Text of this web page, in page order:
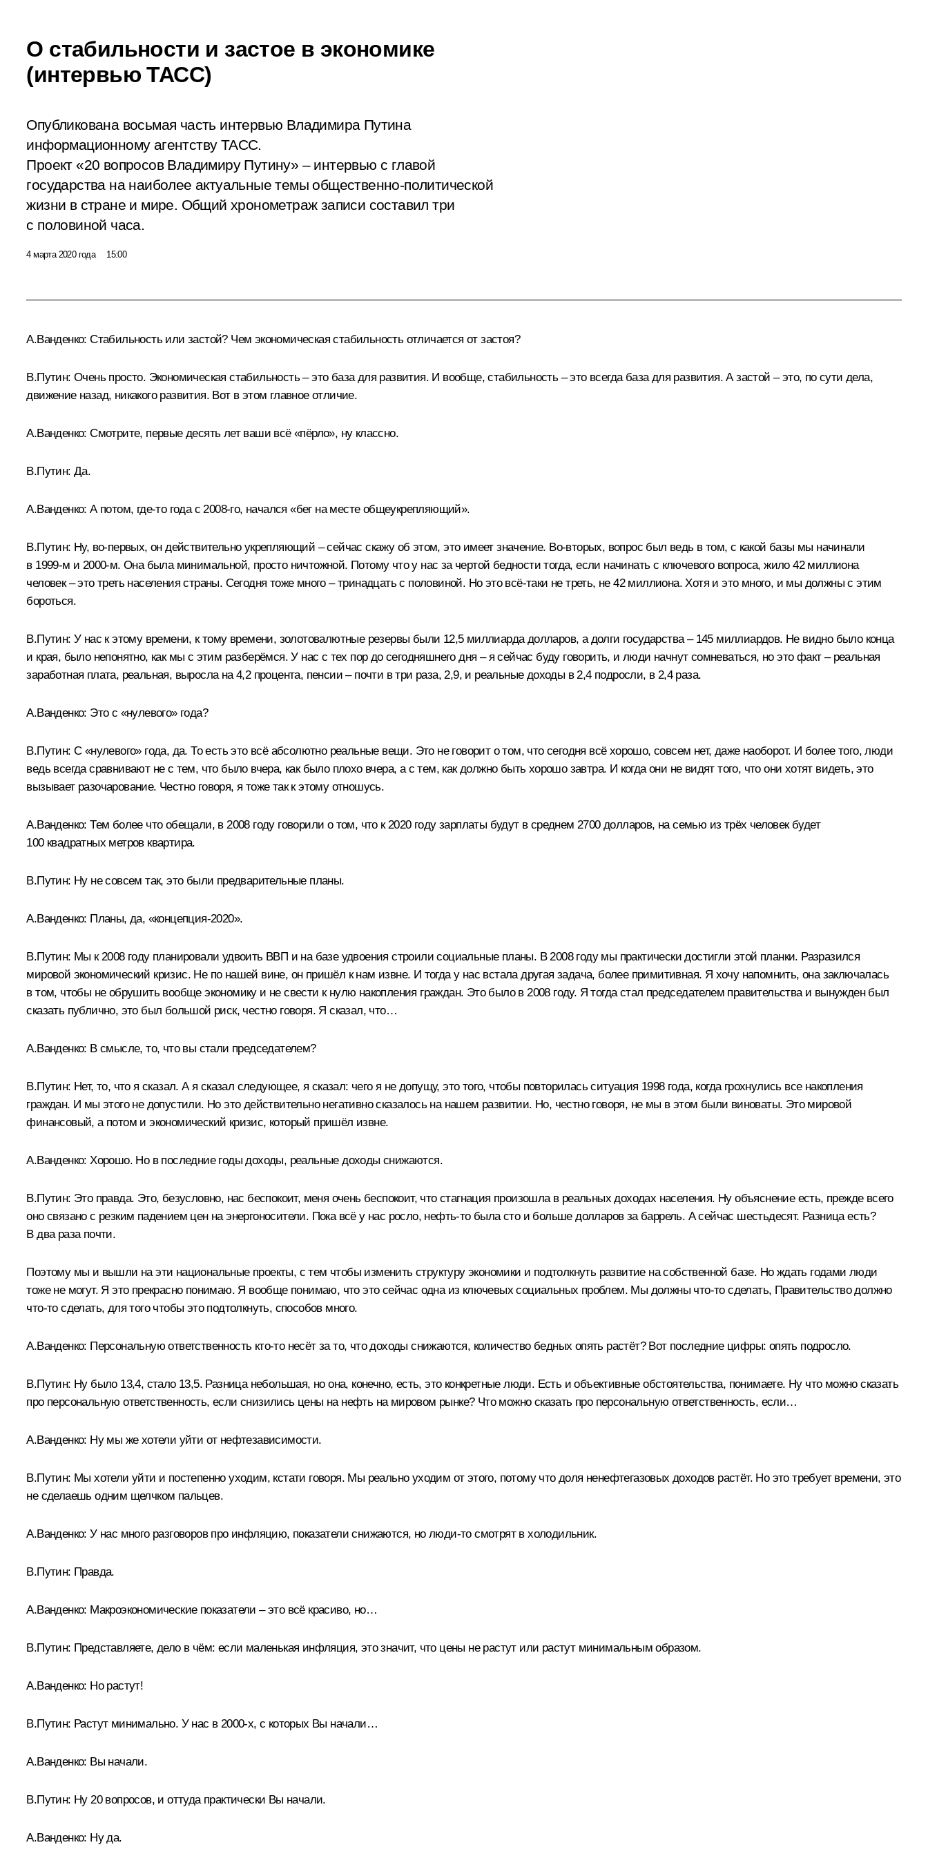
О стабильности и застое в экономике
(интервью ТАСС)
Опубликована восьмая часть интервью Владимира Путина
информационному агентству ТАСС.
Проект «20 вопросов Владимиру Путину» – интервью с главой
государства на наиболее актуальные темы общественно-политической
жизни в стране и мире. Общий хронометраж записи составил три
с половиной часа.
4 марта 2020 года 15:00
А.Ванденко:Стабильность или застой? Чем экономическая стабильность отличается от застоя?
В.Путин: Очень просто. Экономическая стабильность – это база для развития. И вообще, стабильность – это всегда база для развития. А застой – это, по сути дела,
движение назад, никакого развития. Вот в этом главное отличие.
А.Ванденко:Смотрите, первые десять лет ваши всё «пёрло», ну классно.
В.Путин: Да.
А.Ванденко:А потом, где‑то года с 2008-го, начался «бег на месте общеукрепляющий».
В.Путин: Ну, во-первых, он действительно укрепляющий – сейчас скажу об этом, это имеет значение. Во-вторых, вопрос был ведь в том, с какой базы мы начинали
в 1999‑м и 2000‑м. Она была минимальной, просто ничтожной. Потому что у нас за чертой бедности тогда, если начинать с ключевого вопроса, жило 42 миллиона
человек – это треть населения страны. Сегодня тоже много – тринадцать с половиной. Но это всё-таки не треть, не 42 миллиона. Хотя и это много, и мы должны с этим
бороться.
В.Путин: У нас к этому времени, к тому времени, золотовалютные резервы были 12,5 миллиарда долларов, а долги государства – 145 миллиардов. Не видно было конца
и края, было непонятно, как мы с этим разберёмся. У нас с тех пор до сегодняшнего дня – я сейчас буду говорить, и люди начнут сомневаться, но это факт – реальная
заработная плата, реальная, выросла на 4,2 процента, пенсии – почти в три раза, 2,9, и реальные доходы в 2,4 подросли, в 2,4 раза.
А.Ванденко: Это с «нулевого» года?
В.Путин: С «нулевого» года, да. То есть это всё абсолютно реальные вещи. Это не говорит о том, что сегодня всё хорошо, совсем нет, даже наоборот. И более того, люди
ведь всегда сравнивают не с тем, что было вчера, как было плохо вчера, а с тем, как должно быть хорошо завтра. И когда они не видят того, что они хотят видеть, это
вызывает разочарование. Честно говоря, я тоже так к этому отношусь.
А.Ванденко:Тем более что обещали, в 2008 году говорили о том, что к 2020 году зарплаты будут в среднем 2700 долларов, на семью из трёх человек будет
100 квадратных метров квартира.
В.Путин: Ну не совсем так, это были предварительные планы.
А.Ванденко: Планы, да, «концепция-2020».
В.Путин: Мы к 2008 году планировали удвоить ВВП и на базе удвоения строили социальные планы. В 2008 году мы практически достигли этой планки. Разразился
мировой экономический кризис. Не по нашей вине, он пришёл к нам извне. И тогда у нас встала другая задача, более примитивная. Я хочу напомнить, она заключалась
в том, чтобы не обрушить вообще экономику и не свести к нулю накопления граждан. Это было в 2008 году. Я тогда стал председателем правительства и вынужден был
сказать публично, это был большой риск, честно говоря. Я сказал, что…
А.Ванденко: В смысле, то, что вы стали председателем?
В.Путин: Нет, то, что я сказал. А я сказал следующее, я сказал: чего я не допущу, это того, чтобы повторилась ситуация 1998 года, когда грохнулись все накопления
граждан. И мы этого не допустили. Но это действительно негативно сказалось на нашем развитии. Но, честно говоря, не мы в этом были виноваты. Это мировой
финансовый, а потом и экономический кризис, который пришёл извне.
А.Ванденко: Хорошо. Но в последние годы доходы, реальные доходы снижаются.
В.Путин: Это правда. Это, безусловно, нас беспокоит, меня очень беспокоит, что стагнация произошла в реальных доходах населения. Ну объяснение есть, прежде всего
оно связано с резким падением цен на энергоносители. Пока всё у нас росло, нефть‑то была сто и больше долларов за баррель. А сейчас шестьдесят. Разница есть?
В два раза почти.
Поэтому мы и вышли на эти национальные проекты, с тем чтобы изменить структуру экономики и подтолкнуть развитие на собственной базе. Но ждать годами люди
тоже не могут. Я это прекрасно понимаю. Я вообще понимаю, что это сейчас одна из ключевых социальных проблем. Мы должны что‑то сделать, Правительство должно
что‑то сделать, для того чтобы это подтолкнуть, способов много.
А.Ванденко: Персональную ответственность кто‑то несёт за то, что доходы снижаются, количество бедных опять растёт? Вот последние цифры: опять подросло.
В.Путин: Ну было 13,4, стало 13,5. Разница небольшая, но она, конечно, есть, это конкретные люди. Есть и объективные обстоятельства, понимаете. Ну что можно сказать
про персональную ответственность, если снизились цены на нефть на мировом рынке? Что можно сказать про персональную ответственность, если…
А.Ванденко: Ну мы же хотели уйти от нефтезависимости.
В.Путин: Мы хотели уйти и постепенно уходим, кстати говоря. Мы реально уходим от этого, потому что доля ненефтегазовых доходов растёт. Но это требует времени, это
не сделаешь одним щелчком пальцев.
А.Ванденко:У нас много разговоров про инфляцию, показатели снижаются, но люди‑то смотрят в холодильник.
В.Путин: Правда.
А.Ванденко: Макроэкономические показатели – это всё красиво, но…
В.Путин: Представляете, дело в чём: если маленькая инфляция, это значит, что цены не растут или растут минимальным образом.
А.Ванденко: Но растут!
В.Путин: Растут минимально. У нас в 2000‑х, с которых Вы начали…
А.Ванденко: Вы начали.
В.Путин: Ну 20 вопросов, и оттуда практически Вы начали.
А.Ванденко: Ну да.